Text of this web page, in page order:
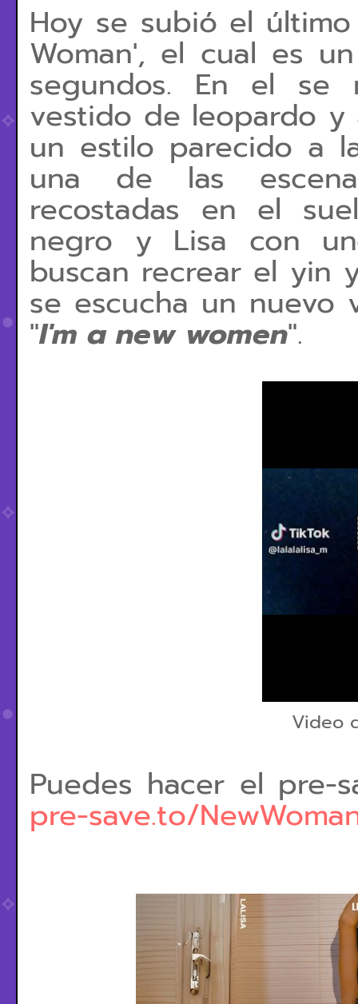
Hoy se subió el
Woman', el cual es
segundos. En el se
vestido de leopardo
un estilo parecido a
una de las
recostadas en el
negro y Lisa con
buscan recrear el yin
se escucha un nuevo
"I'm a new women".
Video
Puedes hacer el
pre-save.to/